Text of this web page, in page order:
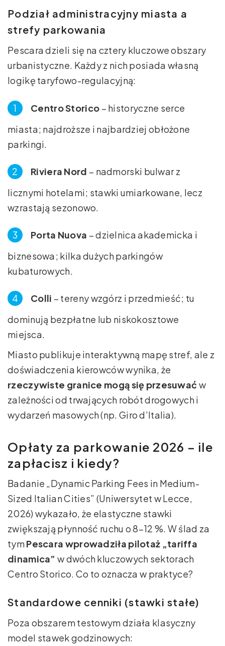
Podział administracyjny miasta a
strefy parkowania
Pescara dzieli się na cztery kluczowe obszary
urbanistyczne. Każdy z nich posiada własną
logikę taryfowo-regulacyjną:
Centro Storico – historyczne serce
miasta; najdroższe i najbardziej obłożone
parkingi.
Riviera Nord – nadmorski bulwar z
licznymi hotelami; stawki umiarkowane, lecz
wzrastają sezonowo.
Porta Nuova – dzielnica akademicka i
biznesowa; kilka dużych parkingów
kubaturowych.
Colli – tereny wzgórz i przedmieść; tu
dominują bezpłatne lub niskokosztowe
miejsca.
Miasto publikuje interaktywną mapę stref, ale z
doświadczenia kierowców wynika, że
rzeczywiste granice mogą się przesuwać w
zależności od trwających robót drogowych i
wydarzeń masowych (np. Giro d’Italia).
Opłaty za parkowanie 2026 – ile
zapłacisz i kiedy?
Badanie „Dynamic Parking Fees in Medium-
Sized Italian Cities” (Uniwersytet w Lecce,
2026) wykazało, że elastyczne stawki
zwiększają płynność ruchu o 8–12 %. W ślad za
tymPescara wprowadziła pilotaż „tariffa
dinamica” w dwóch kluczowych sektorach
Centro Storico. Co to oznacza w praktyce?
Standardowe cenniki (stawki stałe)
Poza obszarem testowym działa klasyczny
model stawek godzinowych: